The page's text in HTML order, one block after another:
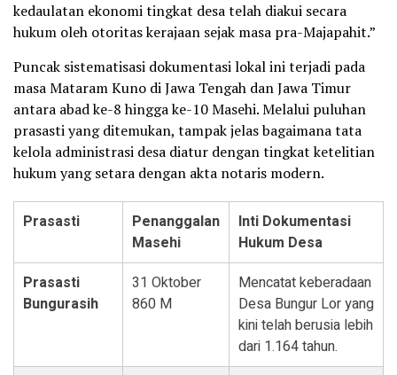
kedaulatan ekonomi tingkat desa telah diakui secara
hukum oleh otoritas kerajaan sejak masa pra-Majapahit.”
Puncak sistematisasi dokumentasi lokal ini terjadi pada
masa Mataram Kuno di Jawa Tengah dan Jawa Timur
antara abad ke-8 hingga ke-10 Masehi. Melalui puluhan
prasasti yang ditemukan, tampak jelas bagaimana tata
kelola administrasi desa diatur dengan tingkat ketelitian
hukum yang setara dengan akta notaris modern.
Prasasti
Penanggalan
Masehi
Inti Dokumentasi
Hukum Desa
Prasasti
Bungurasih
31 Oktober
860 M
Mencatat keberadaan
Desa Bungur Lor yang
kini telah berusia lebih
dari 1.164 tahun.